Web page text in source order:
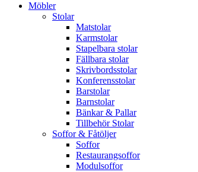
Möbler
Stolar
Matstolar
Karmstolar
Stapelbara stolar
Fällbara stolar
Skrivbordsstolar
Konferensstolar
Barstolar
Barnstolar
Bänkar & Pallar
Tillbehör Stolar
Soffor & Fåtöljer
Soffor
Restaurangsoffor
Modulsoffor